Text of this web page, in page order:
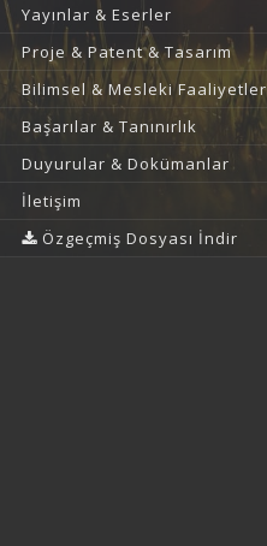
Yayınlar & Eserler
Proje & Patent & Tasarım
Bilimsel & Mesleki Faaliyetler
Başarılar & Tanınırlık
Duyurular & Dokümanlar
İletişim
Özgeçmiş Dosyası İndir